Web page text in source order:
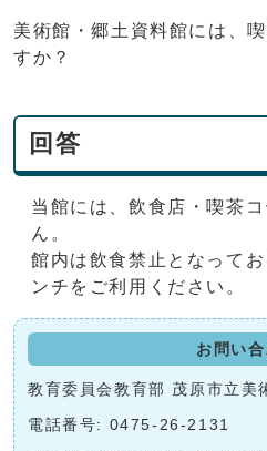
美術館・郷土資料館には、
すか？
回答
当館には、飲食店・喫茶
ん。
館内は飲食禁止となって
ンチをご利用ください。
お問い
教育委員会教育部 茂原市立美
電話番号: 0475-26-2131